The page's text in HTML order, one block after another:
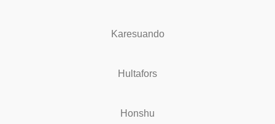
Karesuando
Hultafors
Honshu